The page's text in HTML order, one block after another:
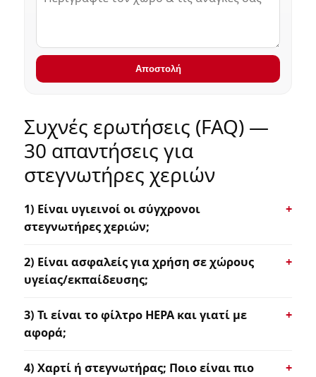
Αποστολή
Συχνές ερωτήσεις (FAQ) —
30 απαντήσεις για
στεγνωτήρες χεριών
1) Είναι υγιεινοί οι σύγχρονοι
στεγνωτήρες χεριών;
2) Είναι ασφαλείς για χρήση σε χώρους
υγείας/εκπαίδευσης;
3) Τι είναι το φίλτρο HEPA και γιατί με
αφορά;
4) Χαρτί ή στεγνωτήρας; Ποιο είναι πιο